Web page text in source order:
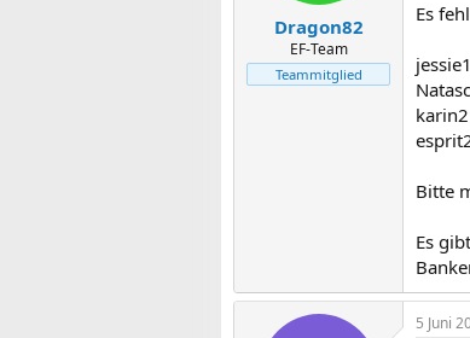
Dragon82
EF-Team
Teammitglied
Es
Bitte
Es
5 Juni